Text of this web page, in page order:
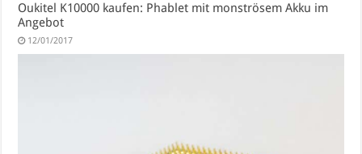
Oukitel K10000 kaufen: Phablet mit monströsem Akku im
Angebot
12/01/2017